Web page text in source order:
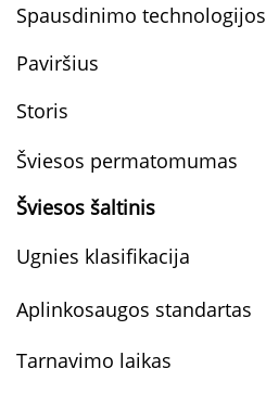
Spausdinimo technologijos
Paviršius
Storis
Šviesos permatomumas
Šviesos šaltinis
Ugnies klasifikacija
Aplinkosaugos standartas
Tarnavimo laikas